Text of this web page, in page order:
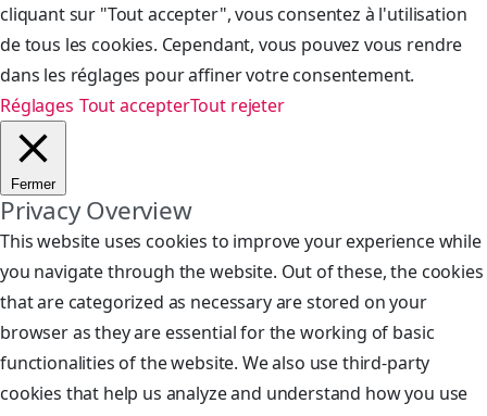
cliquant sur "Tout accepter", vous consentez à l'utilisation
de tous les cookies. Cependant, vous pouvez vous rendre
dans les réglages pour affiner votre consentement.
Réglages Tout accepterTout rejeter
Fermer
Privacy Overview
This website uses cookies to improve your experience while
you navigate through the website. Out of these, the cookies
that are categorized as necessary are stored on your
browser as they are essential for the working of basic
functionalities of the website. We also use third-party
cookies that help us analyze and understand how you use